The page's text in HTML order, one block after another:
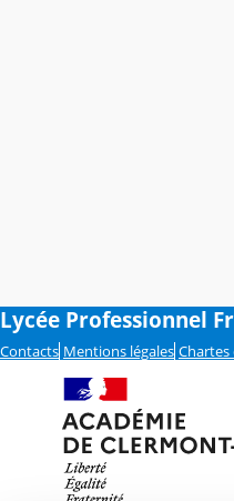
Lycée Professionnel
Contacts Mentions légales